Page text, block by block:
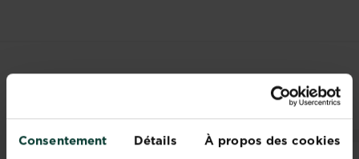
Consentement Détails À propos des cookies
PRODUITS ASSOCIÉS